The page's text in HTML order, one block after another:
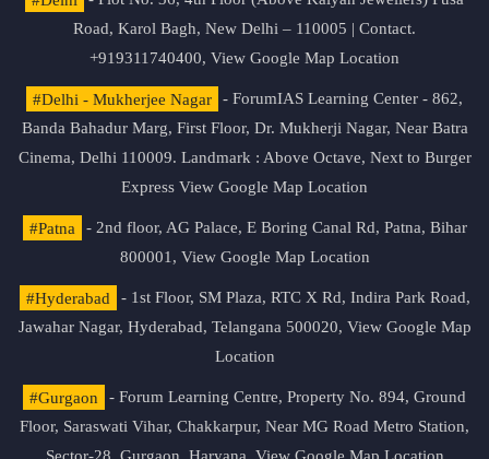
Road, Karol Bagh, New Delhi – 110005 | Contact.
+919311740400, View Google Map Location
#Delhi - Mukherjee Nagar
- ForumIAS Learning Center - 862,
Banda Bahadur Marg, First Floor, Dr. Mukherji Nagar, Near Batra
Cinema, Delhi 110009. Landmark : Above Octave, Next to Burger
Express View Google Map Location
#Patna
- 2nd floor, AG Palace, E Boring Canal Rd, Patna, Bihar
800001, View Google Map Location
#Hyderabad
- 1st Floor, SM Plaza, RTC X Rd, Indira Park Road,
Jawahar Nagar, Hyderabad, Telangana 500020, View Google Map
Location
#Gurgaon
- Forum Learning Centre, Property No. 894, Ground
Floor, Saraswati Vihar, Chakkarpur, Near MG Road Metro Station,